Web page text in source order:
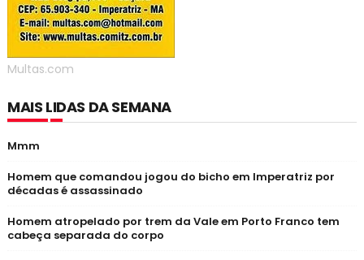
Multas.com
MAIS LIDAS DA SEMANA
Mmm
Homem que comandou jogou do bicho em Imperatriz por
décadas é assassinado
Homem atropelado por trem da Vale em Porto Franco tem
cabeça separada do corpo